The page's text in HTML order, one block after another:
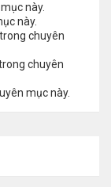
này.
này.
chuyên
chuyên
mục này.